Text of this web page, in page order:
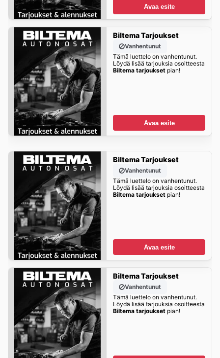
Avaa esite
Biltema Tarjoukset
Vanhentunut
Tämä luettelo on vanhentunut.
Löydä lisää tarjouksia osoitteesta
Biltema tarjouksetpian!
Avaa esite
Biltema Tarjoukset
Vanhentunut
Tämä luettelo on vanhentunut.
Löydä lisää tarjouksia osoitteesta
Biltema tarjouksetpian!
Avaa esite
Biltema Tarjoukset
Vanhentunut
Tämä luettelo on vanhentunut.
Löydä lisää tarjouksia osoitteesta
Biltema tarjouksetpian!